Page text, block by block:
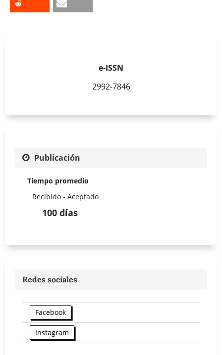
e-ISSN
2992-7846
Publicación
Tiempo promedio
Recibido - Aceptado
100 días
Redes sociales
Facebook
Instagram